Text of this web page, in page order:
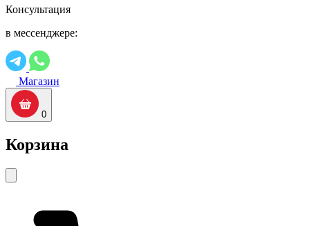
Консультация
в мессенджере:
Магазин
0
Корзина